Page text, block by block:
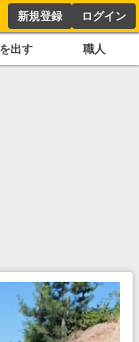
新規登録 ログイン
出す 職人